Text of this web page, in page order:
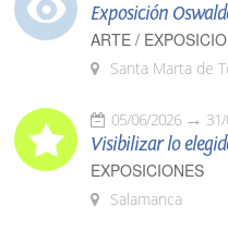
Exposición
ARTE /
Santa Marta de
05/06/2026
Visibilizar lo
EXPOSICIONES
Salamanca